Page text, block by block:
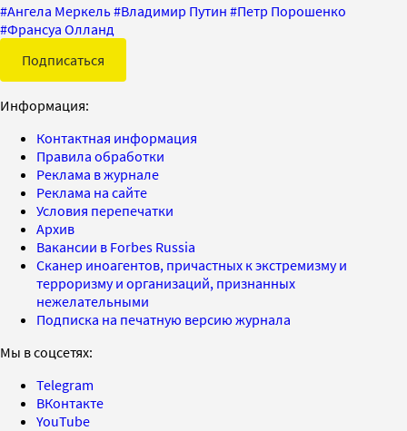
#Ангела Меркель#Владимир Путин #Петр Порошенко
#Франсуа Олланд
Подписаться
Информация:
Контактная информация
Правила обработки
Реклама в журнале
Реклама на сайте
Условия перепечатки
Архив
Вакансии в Forbes Russia
Сканер иноагентов, причастных к экстремизму и
терроризму и организаций, признанных
нежелательными
Подписка на печатную версию журнала
Мы в соцсетях:
Telegram
ВКонтакте
YouTube